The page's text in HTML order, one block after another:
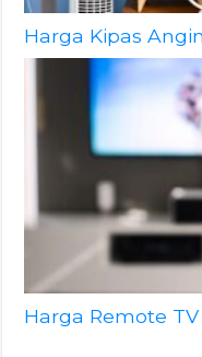
Harga Kipas
Harga Remote